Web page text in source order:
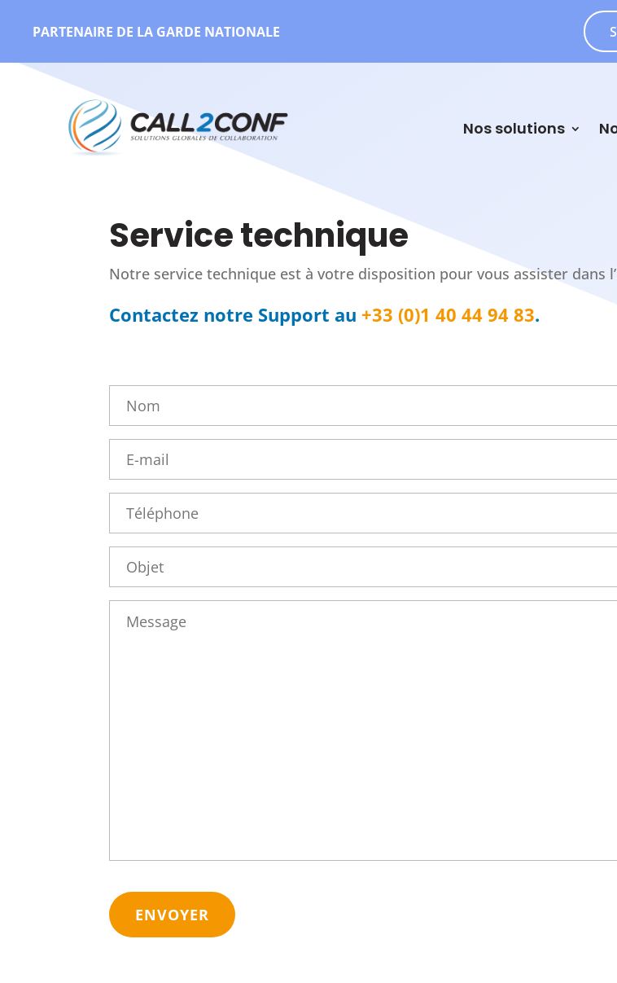
PARTENAIRE DE LA GARDE NATIONALE
Nos solutions
Service technique
Notre service technique est à votre disposition pour vous assister dans
Contactez notre Support au +33 (0)1 40 44 94 83.
mail *
CAPTCHA